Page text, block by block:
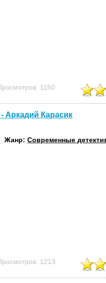
1150
Аркадий Карасик
Жанр:Современные
1213